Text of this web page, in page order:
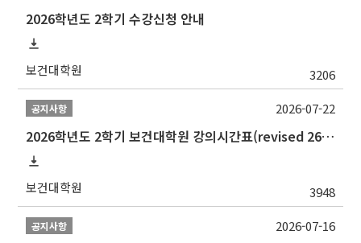
2026학년도 2학기 수강신청 안내
보건대학원 3206
공지사항
2026학년도 2학기 보건대학원 강의시간표(revised 260803)(2026 2nd SEMESTER SNU GSPH TIMETABLE)
보건대학원 3948
2026-07-22
공지사항 2026-07-16